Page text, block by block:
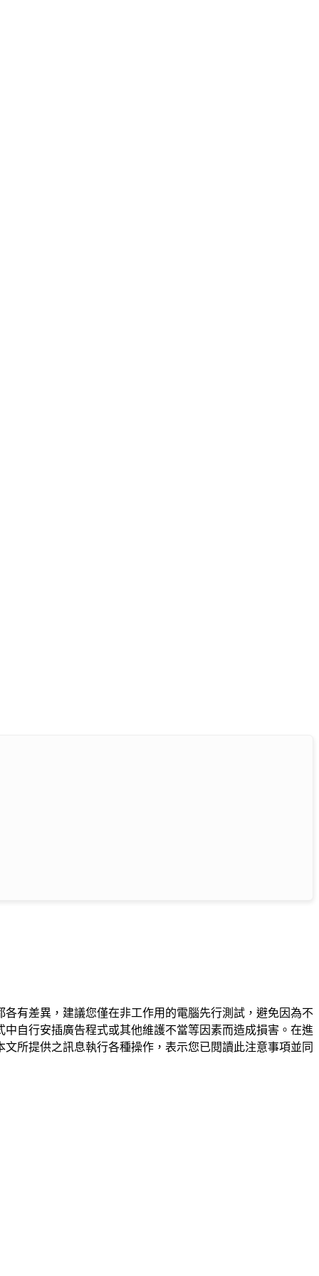
有差異，建議您僅在非工作用的電腦先行測試，避免因為不
自行安插廣告程式或其他維護不當等因素而造成損害。在進
所提供之訊息執行各種操作，表示您已閱讀此注意事項並同